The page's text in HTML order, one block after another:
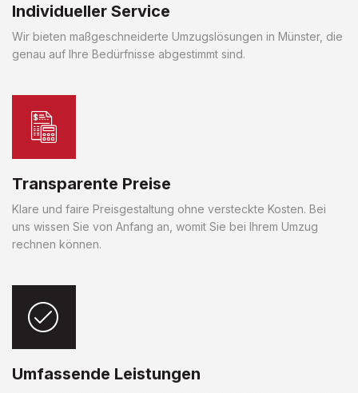
Individueller Service
Wir bieten maßgeschneiderte Umzugslösungen in Münster, die
genau auf Ihre Bedürfnisse abgestimmt sind.
Transparente Preise
Klare und faire Preisgestaltung ohne versteckte Kosten. Bei
uns wissen Sie von Anfang an, womit Sie bei Ihrem Umzug
rechnen können.
Umfassende Leistungen